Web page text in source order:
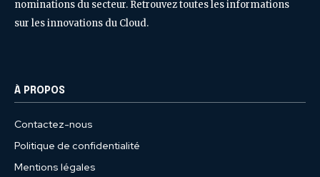
nominations du secteur. Retrouvez toutes les informations
sur les innovations du Cloud.
À PROPOS
Contactez-nous
Politique de confidentialité
Mentions légales